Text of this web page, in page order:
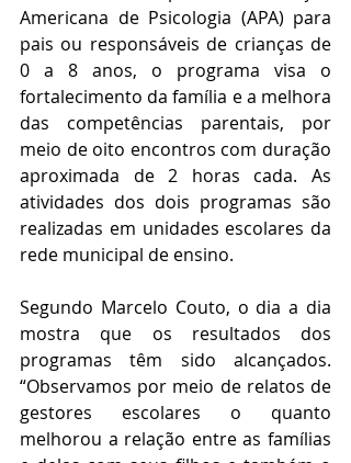
Americana de Psicologia (APA) para
pais ou responsáveis de crianças de
0 a 8 anos, o programa visa o
fortalecimento da família e a melhora
das competências parentais, por
meio de oito encontros com duração
aproximada de 2 horas cada. As
atividades dos dois programas são
realizadas em unidades escolares da
rede municipal de ensino.
Segundo Marcelo Couto, o dia a dia
mostra que os resultados dos
programas têm sido alcançados.
“Observamos por meio de relatos de
gestores escolares o quanto
melhorou a relação entre as famílias